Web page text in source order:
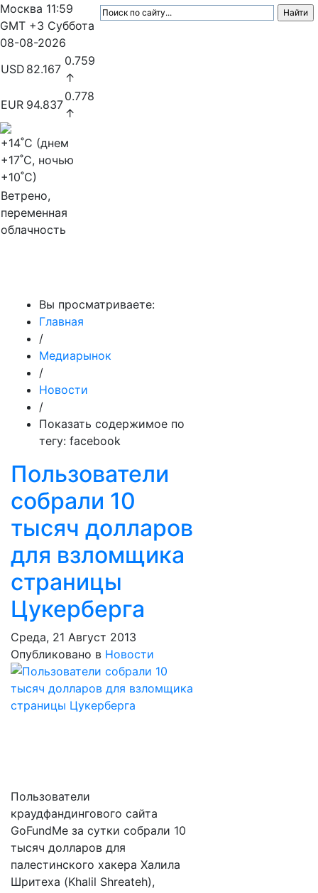
Москва 11:59
GMT +3 Суббота
08-08-2026
USD 82.167
0.759
↑
EUR 94.837
0.778
↑
+14˚C (днем
+17˚C, ночью
+10˚C)
Ветрено,
переменная
облачность
Вы просматриваете:
Главная
/
Медиарынок
/
Новости
/
Показать содержимое по
тегу: facebook
Пользователи
собрали 10
тысяч долларов
для взломщика
страницы
Цукерберга
Среда, 21 Август 2013
Опубликовано в Новости
Пользователи
краудфандингового сайта
GoFundMe за сутки собрали 10
тысяч долларов для
палестинского хакера Халила
Шритеха (Khalil Shreateh),